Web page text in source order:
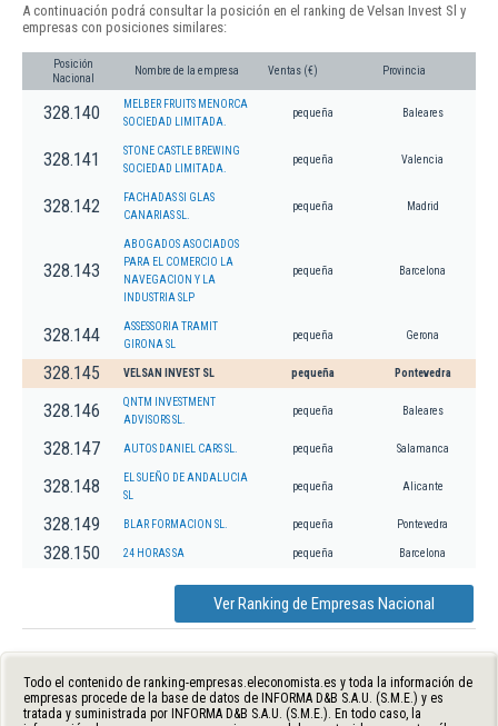
A continuación podrá consultar la posición en el ranking de Velsan Invest Sl y
empresas con posiciones similares:
Posición
Nacional
Nombre de la empresa Ventas (€) Provincia
328.140
MELBER FRUITS MENORCA
SOCIEDAD LIMITADA.
pequeña Baleares
328.141
STONE CASTLE BREWING
SOCIEDAD LIMITADA.
pequeña Valencia
328.142
FACHADAS SI GLAS
CANARIAS SL.
pequeña Madrid
328.143
ABOGADOS ASOCIADOS
PARA EL COMERCIO LA
NAVEGACION Y LA
INDUSTRIA SLP
pequeña Barcelona
328.144
ASSESSORIA TRAMIT
GIRONA SL
pequeña Gerona
328.145 VELSAN INVEST SL pequeña Pontevedra
328.146
QNTM INVESTMENT
ADVISORS SL.
pequeña Baleares
328.147 AUTOS DANIEL CARS SL. pequeña Salamanca
328.148
EL SUEÑO DE ANDALUCIA
SL
pequeña Alicante
328.149 BLAR FORMACION SL. pequeña Pontevedra
328.150 24 HORAS SA pequeña Barcelona
Ver Ranking de Empresas Nacional
Todo el contenido de ranking-empresas.eleconomista.es y toda la información de
empresas procede de la base de datos de INFORMA D&B S.A.U. (S.M.E.) y es
tratada y suministrada por INFORMA D&B S.A.U. (S.M.E.). En todo caso, la